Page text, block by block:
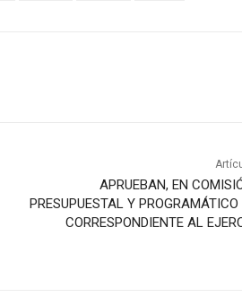
APRUEBAN, EN
PRESUPUESTAL Y PROGRAMÁTICO
CORRESPONDIENTE AL